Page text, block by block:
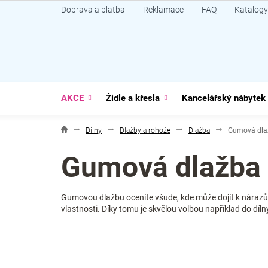
na
Doprava a platba Reklamace FAQ Katalogy
AKCE Židle a křesla Kancelářský nábytek
Dílny Dlažby a rohože Dlažba Gumová
Gumová dlažba
Gumovou dlažbu oceníte všude, kde může dojít k
vlastnosti. Díky tomu je skvělou volbou například do